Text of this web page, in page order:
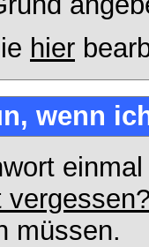
hier
wenn
müssen.